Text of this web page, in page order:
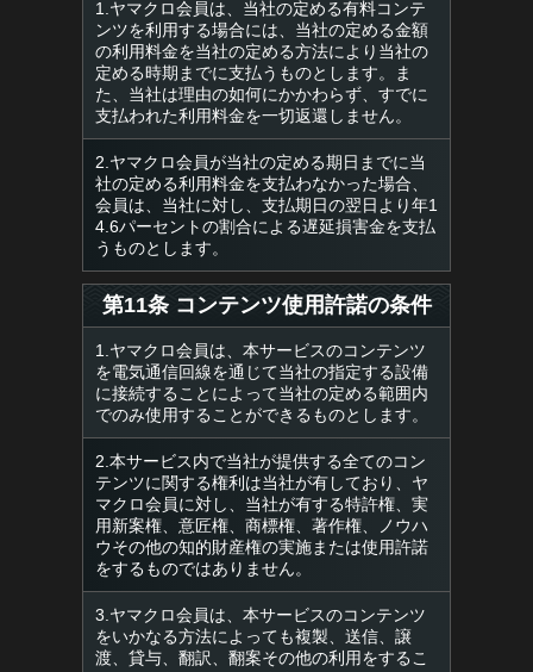
1.ヤマクロ会員は、当社の定める有料コンテ
ンツを利用する場合には、当社の定める金額
の利用料金を当社の定める方法により当社の
定める時期までに支払うものとします。ま
た、当社は理由の如何にかかわらず、すでに
支払われた利用料金を一切返還しません。
2.ヤマクロ会員が当社の定める期日までに当
社の定める利用料金を支払わなかった場合、
会員は、当社に対し、支払期日の翌日より年1
4.6パーセントの割合による遅延損害金を支払
うものとします。
第11条 コンテンツ使用許諾の条件
1.ヤマクロ会員は、本サービスのコンテンツ
を電気通信回線を通じて当社の指定する設備
に接続することによって当社の定める範囲内
でのみ使用することができるものとします。
2.本サービス内で当社が提供する全てのコン
テンツに関する権利は当社が有しており、ヤ
マクロ会員に対し、当社が有する特許権、実
用新案権、意匠権、商標権、著作権、ノウハ
ウその他の知的財産権の実施または使用許諾
をするものではありません。
3.ヤマクロ会員は、本サービスのコンテンツ
をいかなる方法によっても複製、送信、譲
渡、貸与、翻訳、翻案その他の利用をするこ